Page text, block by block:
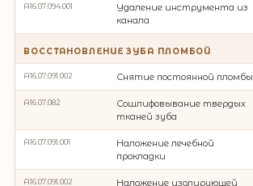
А16.07.094.001
Удаление инструмента из
канала
ВОССТАНОВЛЕНИЕ ЗУБА ПЛОМБОЙ
A16.07.091.002 Снятие постоянной пломбы
A16.07.082
Сошлифовывание твердых
тканей зуба
A16.07.091.001
Наложение лечебной
прокладки
A16.07.091.002 Наложение изолирующей